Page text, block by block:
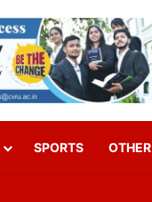
SPORTS OTHER